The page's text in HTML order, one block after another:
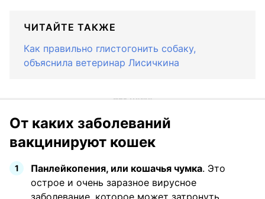
ЧИТАЙТЕ ТАКЖЕ
Как правильно глистогонить собаку,
объяснила ветеринар Лисичкина
От каких заболеваний
вакцинируют кошек
Панлейкопения, или кошачья чумка. Это
острое и очень заразное вирусное